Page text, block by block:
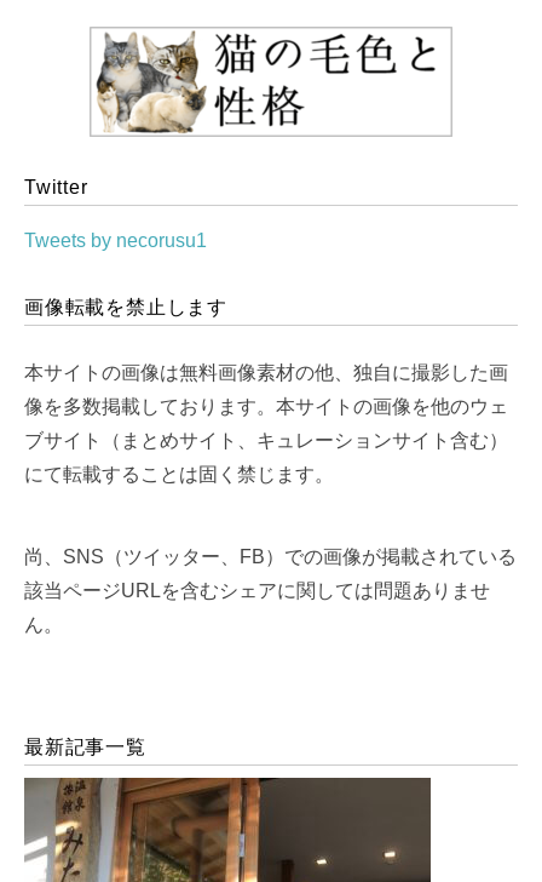
Twitter
Tweets by necorusu1
画像転載を禁止します
本サイトの画像は無料画像素材の他、独自に撮影した画
像を多数掲載しております。本サイトの画像を他のウェ
ブサイト（まとめサイト、キュレーションサイト含む）
にて転載することは固く禁じます。
尚、SNS（ツイッター、FB）での画像が掲載されている
該当ページURLを含むシェアに関しては問題ありませ
ん。
最新記事一覧